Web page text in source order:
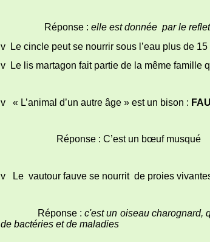
Réponse : elle est donnée par le
v Le cincle peut se nourrir sous l’eau plus de 15
v Le lis martagon fait partie de la même famille
v « L’animal d’un autre âge » est un bison :
Réponse : C’est un bœuf musqué
v Le vautour fauve se nourrit de proies
Réponse :c'est un oiseau charognard,
de bactéries et de maladies